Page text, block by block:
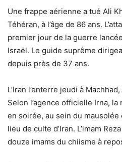
Une frappe aérienne a tué Ali
Téhéran, à l’âge de 86 ans.
premier jour de la guerre
Israël. Le guide suprême
depuis près de 37 ans.
L’Iran l’enterre jeudi à
Selon l’agence officielle Irna,
en soirée, au sein du
lieu de culte d’Iran. L’imam
douze imams du chiisme à